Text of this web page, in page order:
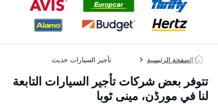
الصفحة الرئيسية تأجير السيارات حديث
تتوفر بعض شركات تأجير السيارات التابعة
لنا في مورڈن، مینی ٹوبا